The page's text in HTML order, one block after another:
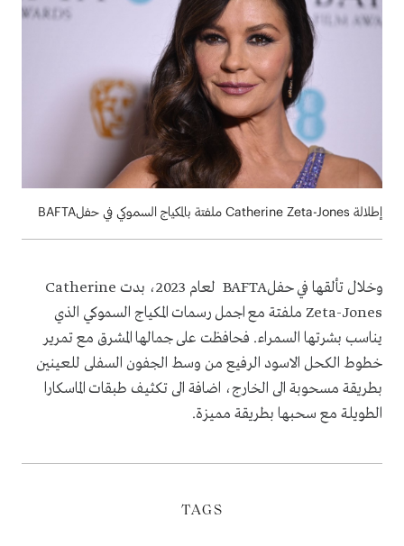
إطلالة Catherine Zeta-Jones ملفتة بالمكياج السموكي في حفلBAFTA
وخلال تألقها في حفلBAFTA لعام 2023، بدت Catherine
Zeta-Jones ملفتة مع اجمل رسمات المكياج السموكي الذي
يناسب بشرتها السمراء. فحافظت على جمالها المشرق مع تمرير
خطوط الكحل الاسود الرفيع من وسط الجفون السفلى للعينين
بطريقة مسحوبة الى الخارج، اضافة الى تكثيف طبقات الماسكارا
الطويلة مع سحبها بطريقة مميزة.
TAGS